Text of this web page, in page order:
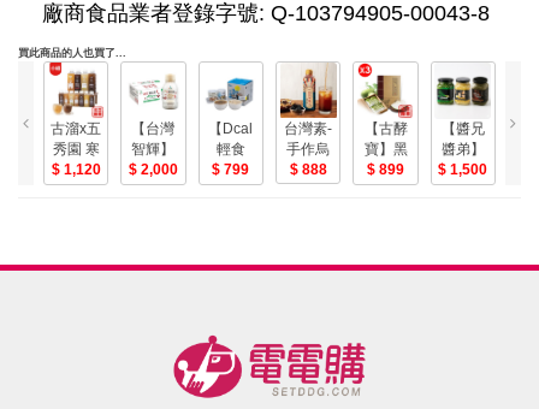
廠商食品業者登錄字號: Q-103794905-00043-8
買此商品的人也買了...
古溜x五
秀園 寒
天木耳
飲 (買4
1,120
【台灣
智輝】
薏得康
純紅薏
2,000
【Dcal
輕食
尚】極
品石斑
入/箱)-美
799
台灣素-
手作烏
梅汁
820ml/
888
【古酵
寶】黑
糖冬瓜
茶3盒-美
899
【醬兄
醬弟】
人氣系
列拌醬6
1,500